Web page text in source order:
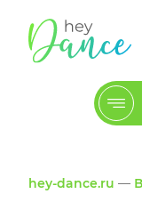
hey-dance.ru —